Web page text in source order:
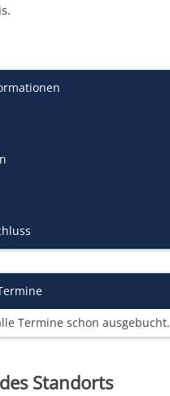
Termine schon ausgebucht.
Standorts